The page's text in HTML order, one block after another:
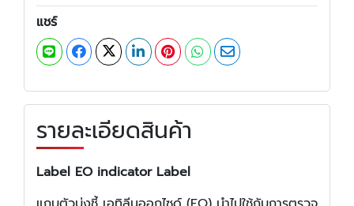
แชร์
รายละเอียดสินค้า
Label EO indicator Label